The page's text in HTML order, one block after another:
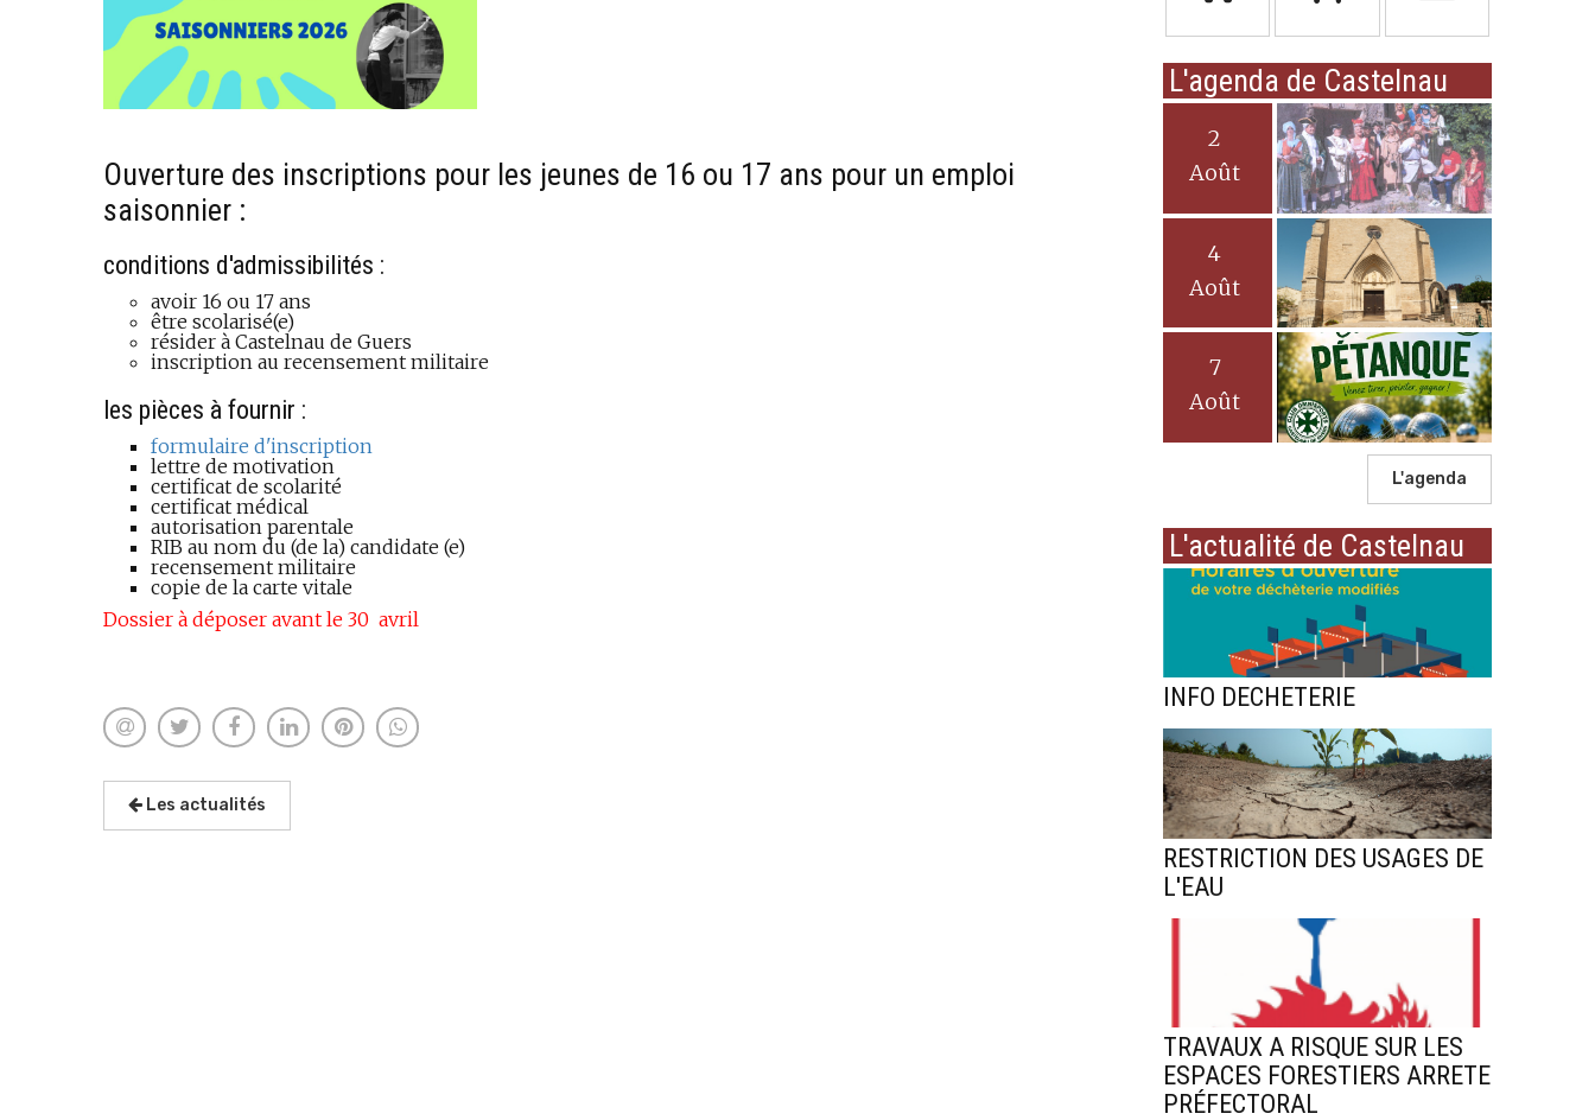
Ouverture des inscriptions pour les jeunes de 16 ou 17 ans pour un emploi
saisonnier :
conditions d'admissibilités :
avoir 16 ou 17 ans
être scolarisé(e)
résider à Castelnau de Guers
inscription au recensement militaire
les pièces à fournir :
formulaire d'inscription
lettre de motivation
certificat de scolarité
certificat médical
autorisation parentale
RIB au nom du (de la) candidate (e)
recensement militaire
copie de la carte vitale
Dossier à déposer avant le 30 avril
Les actualités
L'agenda de Castelnau
2
Août
4
Août
7
Août
L'agenda
L'actualité de Castelnau
INFO DECHETERIE
RESTRICTION DES USAGES DE
L'EAU
TRAVAUX A RISQUE SUR LES
ESPACES FORESTIERS ARRETE
PRÉFECTORAL